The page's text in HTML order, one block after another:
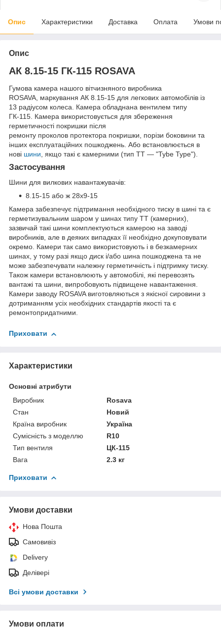
Опис Характеристики Доставка Оплата Умови
Опис
АК 8.15-15 ГК-115 ROSAVA
Гумова камера нашого вітчизняного виробника
ROSAVA, маркування АК 8.15-15 для легкових автомобілів із
13 радіусом колеса. Камера обладнана вентилем типу
ГК-115. Камера використовується для збереження
герметичності покришки після
ремонту проколов протектора покришки, порізи боковини та
інших експлуатаційних пошкоджень. Або встановлюється в
нові шини, якщо такі є камерними (тип ТТ — "Tybe Type").
Застосування
Шини для вилкових навантажувачів:
8.15-15 або ж 28х9-15
Камера забезпечує підтримання необхідного тиску в шині та є
герметизувальним шаром у шинах типу ТТ (камерних),
зазвичай такі шини комплектуються камерою на заводі
виробників, але в деяких випадках її необхідно докуповувати
окремо. Камери так само використовують і в безкамерних
шинах, у тому разі якщо диск і/або шина пошкоджена та не
може забезпечувати належну герметичність і підтримку тиску.
Також камери встановлюють у автомобілі, які перевозять
вантажі та шини, випробовують підвищене навантаження.
Камери заводу ROSAVA виготовляються з якісної сировини з
дотриманням усіх необхідних стандартів якості та є
ремонтопридатними.
Приховати
Характеристики
Основні атрибути
Виробник
Rosava
Стан
Новий
Країна виробник
Україна
Сумісність з моделлю
R10
Тип вентиля
ЦК-115
Вага
2.3 кг
Приховати
Умови доставки
Нова Пошта
Самовивіз
Delivery
Делівері
Всі умови доставки
Умови оплати